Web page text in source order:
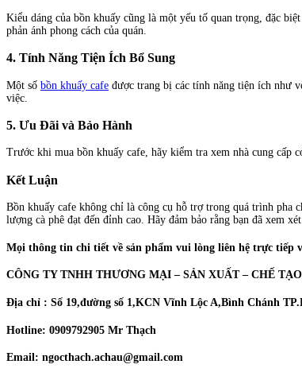
Kiểu dáng của bồn khuấy cũng là một yếu tố quan trọng, đặc
phản ánh phong cách của quán.
4. Tính Năng Tiện Ích Bổ Sung
Một số bồn khuấy cafe được trang bị các tính năng tiện ích như
việc.
5. Ưu Đãi và Bảo Hành
Trước khi mua bồn khuấy cafe, hãy kiểm tra xem nhà cung cấp
Kết Luận
Bồn khuấy cafe không chỉ là công cụ hỗ trợ trong quá trình pha
lượng cà phê đạt đến đỉnh cao. Hãy đảm bảo rằng bạn đã xem
Mọi thông tin chi tiết về sản phẩm vui lòng liên hệ trực tiếp
CÔNG TY TNHH THƯƠNG MẠI – SẢN XUẤT – CHẾ
Địa chỉ : Số 19,đường số 1,KCN Vĩnh Lộc A,Bình Chánh
Hotline: 0909792905 Mr Thạch
Email: ngocthach.achau@gmail.com